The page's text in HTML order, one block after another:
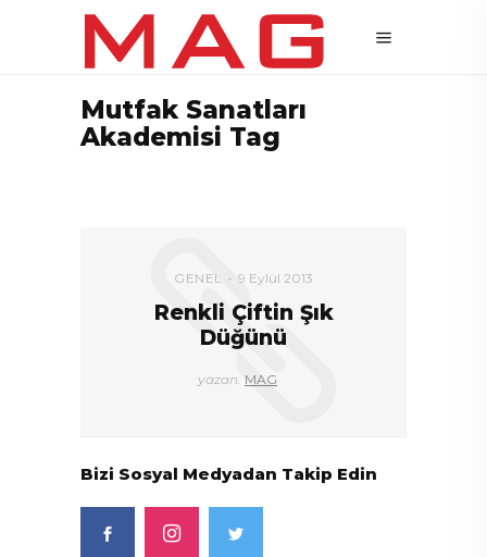
Mutfak Sanatları
Akademisi Tag
GENEL 9 Eylül 2013
Renkli Çiftin Şık
Düğünü
yazan: MAG
Bizi Sosyal Medyadan Takip Edin